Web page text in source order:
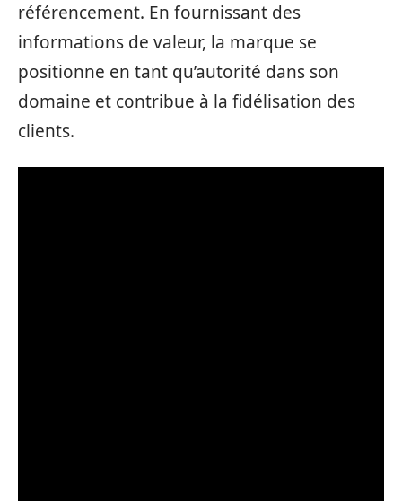
référencement. En fournissant des
informations de valeur, la marque se
positionne en tant qu’autorité dans son
domaine et contribue à la fidélisation des
clients.